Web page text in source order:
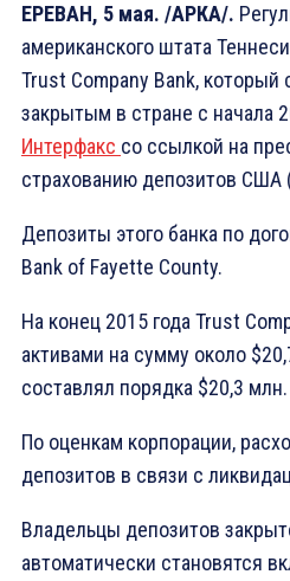
ЕРЕВАН, 5 мая. /АРКА/.
американского штата
Trust Company Bank,
закрытым в стране с начала
Интерфакс со ссылкой на
страхованию депозитов США
Депозиты этого банка по
Bank of Fayette County.
На конец 2015 года Trust
активами на сумму около
составлял порядка $20,3 млн.
По оценкам корпорации,
депозитов в связи с
Владельцы депозитов
автоматически становятся